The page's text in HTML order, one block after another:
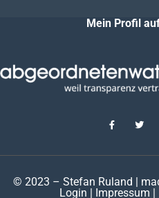
Mein Profil
© 2023 – Stefan Ruland |
Login
Impressum